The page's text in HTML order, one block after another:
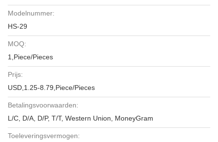
Modelnummer:
HS-29
MOQ:
1,Piece/Pieces
Prijs:
USD,1.25-8.79,Piece/Pieces
Betalingsvoorwaarden:
L/C, D/A, D/P, T/T, Western Union, MoneyGram
Toeleveringsvermogen: